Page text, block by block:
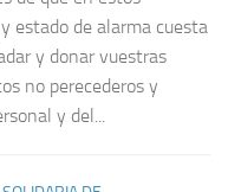
estado de alarma cuesta
y donar vuestras
no perecederos y
y del...